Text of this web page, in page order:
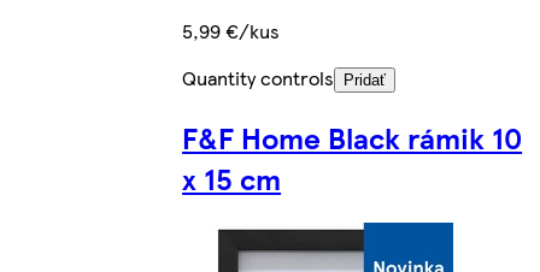
5,99 €/kus
Quantity controls
Pridať
F&F Home Black rámik 10
x 15 cm